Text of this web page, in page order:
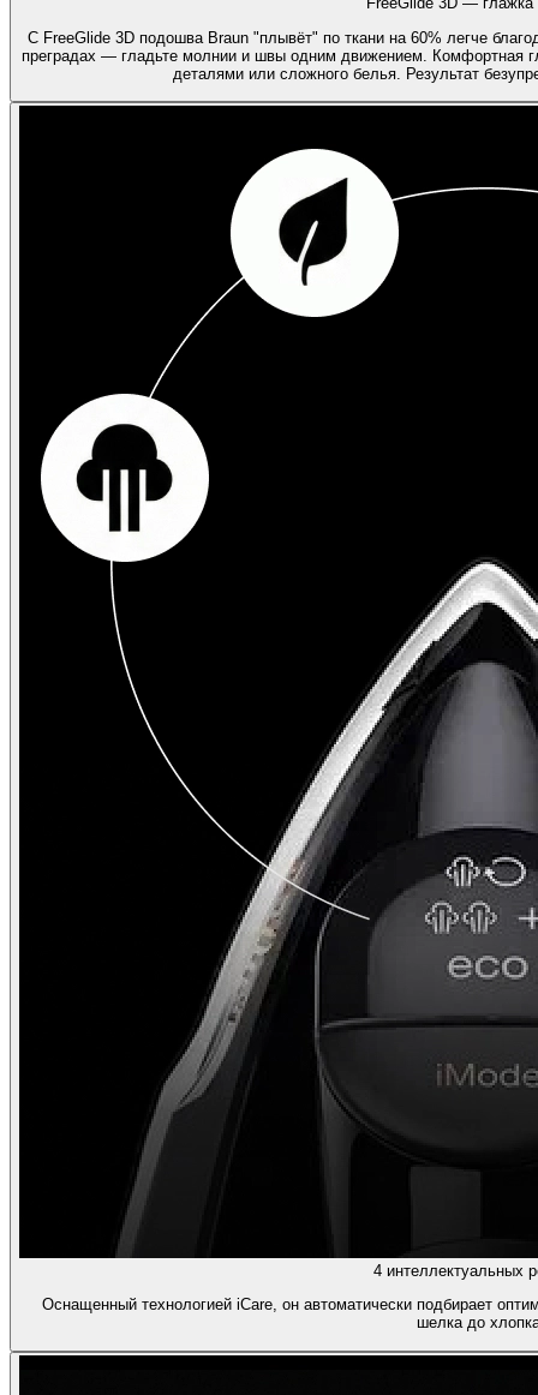
С FreeGlide 3D подошва Braun "плывёт" по ткани на 60% легче
преградах — гладьте молнии и швы одним движением. Комфортная
деталями или сложного белья. Результат
4 интеллектуальных
Оснащенный технологией iCare, он автоматически подбирает
шелка до